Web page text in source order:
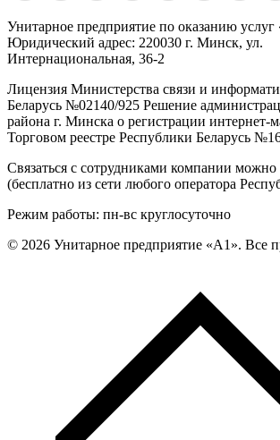
Унитарное предприятие по оказанию услуг
Юридический адрес: 220030 г. Минск, ул.
Интернациональная, 36-2
Лицензия Министерства связи и
Беларусь №02140/925 Решение
района г. Минска о регистрации интернет-
Торговом реестре Республики Беларусь
Связаться с сотрудниками компании
(бесплатно из сети любого оператора
Режим работы: пн-вс круглосуточно
© 2026 Унитарное предприятие «А1». Все